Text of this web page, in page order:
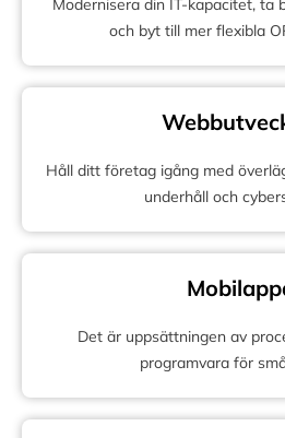
och byt till mer flexibla
Håll ditt företag igång med
underhåll och
Det är uppsättningen av
programvara för